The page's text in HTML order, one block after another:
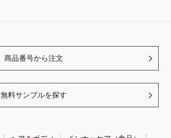
商品番号から注文
無料サンプルを探す